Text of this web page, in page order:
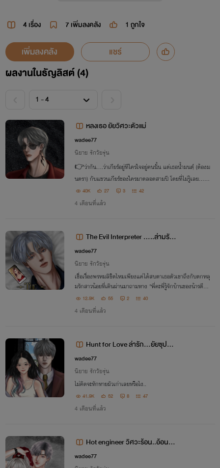
4 เรื่อง 7เพิ่มลงคลัง 1 ถูกใจ
เพิ่มลงคลัง แชร์
ผลงานในธัญลิสต์ (4)
หลงเธอ ยัยวิศวะตัวแม่
wadee77
นิยาย รักวัยรุ่น
👉ว่ากัน....ว่าเกียร์อยู่ทีใครใจอยู่คนนั้น แต่เธอน้ำมนตฺ์ (ต้องม
นตรา) กับแขวนเกียร์ของใครมาตลอดสามปี โดยที่ไม่รู้เลย...?
40K 27 3 42
4 เดือนที่แล้ว
The Evil Interpreter .....ล่ามรักร้
าย..ท่านรองคิว..📌
wadee77
นิยาย รักวัยรุ่น
เชื่อเรื่องพรหมลิขิตไหมเพียงแค่ได้สบตาเธอตัวเขาถึงกับตกหลุ
มรักสาวน้อยที่เดินผ่านมาถามทาง "พี่คะพี่รู้จักบ้านของน้ารตีไห
มค่ะ รอยยิ้มสดใสที่ทำให้ใจของหนุ่มในวัยยี่สิบปีเต้นไม่เป็นจังหว
ะเลย.."รู้จักครับ"
12.9K 55 2 40
4 เดือนที่แล้ว
Hunt for Love ล่ารัก...ยัยซุปตา
ร์..
wadee77
นิยาย รักวัยรุ่น
ไม่คิดจะทักทายผัวเก่าเลยหรือไง..
41.9K 52 8 47
4 เดือนที่แล้ว
Hot engineer วิศวะร้อน..อ้อนรัก
ยัยตัวแสบ
wadee77